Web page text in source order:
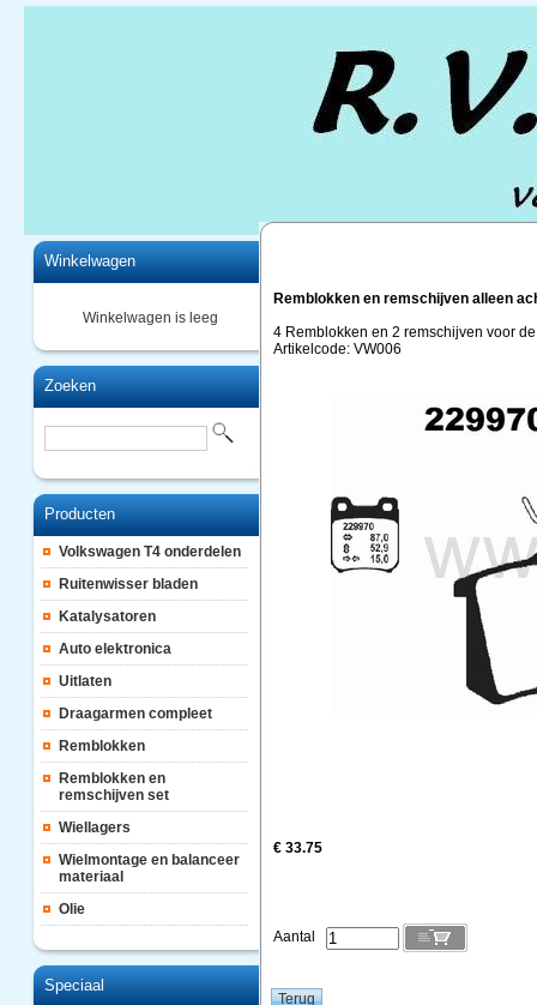
Winkelwagen
Winkelwagen is leeg
Zoeken
Producten
Volkswagen T4 onderdelen
Ruitenwisser bladen
Katalysatoren
Auto elektronica
Uitlaten
Draagarmen compleet
Remblokken
Remblokken en
remschijven set
Wiellagers
Wielmontage en balanceer
materiaal
Olie
Speciaal
Remblokken en remschijven alleen
4 Remblokken en 2 remschijven voor
Artikelcode: VW006
€ 33.75
Aantal